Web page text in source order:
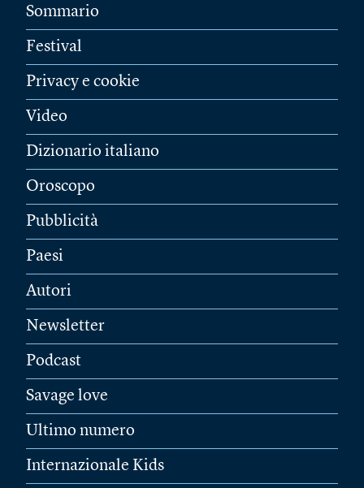
Sommario
Festival
Privacy e cookie
Video
Dizionario italiano
Oroscopo
Pubblicità
Paesi
Autori
Newsletter
Podcast
Savage love
Ultimo numero
Internazionale Kids